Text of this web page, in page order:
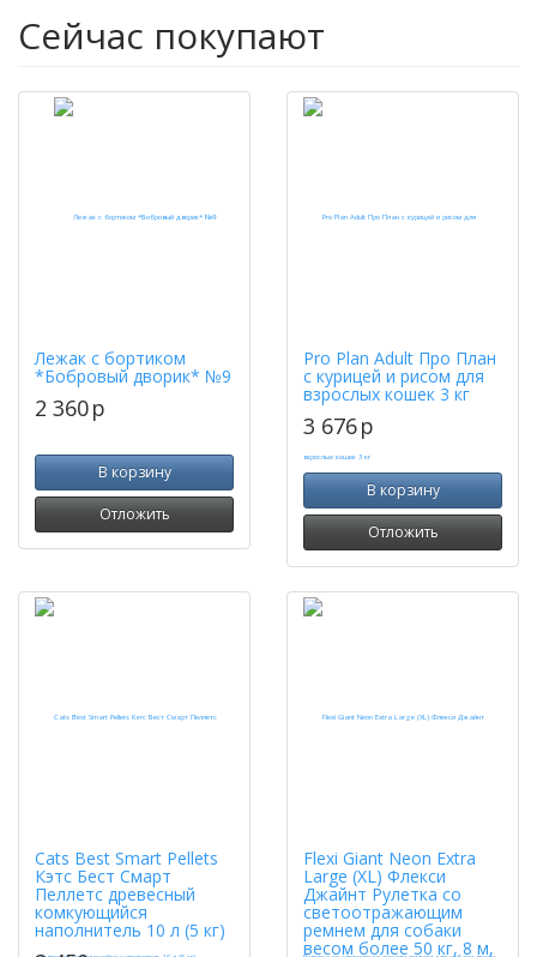
Сейчас покупают
Лежак с бортиком
*Бобровый дворик* №9
2 360p
В корзину
Отложить
Pro Plan Adult Про План
с курицей и рисом для
взрослых кошек 3 кг
3 676p
В корзину
Отложить
Cats Best Smart Pellets
Кэтс Бест Смарт
Пеллетс древесный
комкующийся
наполнитель 10 л (5 кг)
Flexi Giant Neon Extra
Large (XL) Флекси
Джайнт Рулетка со
светоотражающим
ремнем для собаки
весом более 50 кг, 8 м,